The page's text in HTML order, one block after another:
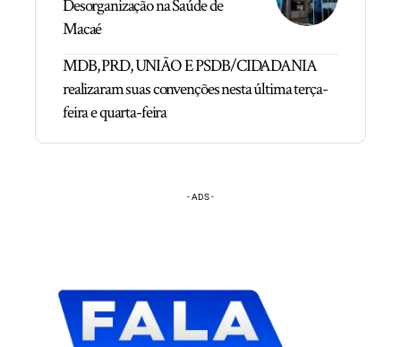
Desorganização na Saúde de
Macaé
MDB, PRD, UNIÃO E PSDB/CIDADANIA
realizaram suas convenções nesta última terça-
feira e quarta-feira
- ADS -